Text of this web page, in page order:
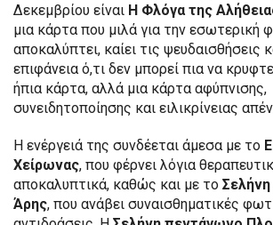
Δεκεμβρίου είναι Η Φλόγα της
μια κάρτα που μιλά για την εσωτερική
αποκαλύπτει, καίει τις ψευδαισθήσεις
επιφάνεια ό,τι δεν μπορεί πια να
ήπια κάρτα, αλλά μια κάρτα αφύπνισης,
συνειδητοποίησης και ειλικρίνειας
Η ενέργειά της συνδέεται άμεσα με το
Χείρωνας, που φέρνει λόγια
αποκαλυπτικά, καθώς και με το
Άρης, που ανάβει συναισθηματικές